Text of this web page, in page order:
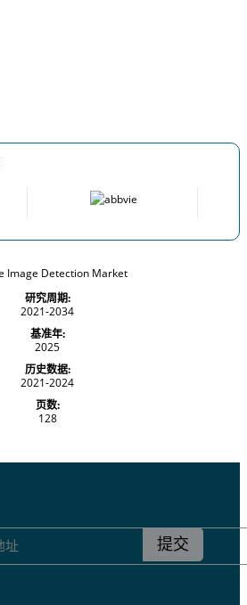
研究周期:
2021-2034
基准年:
2025
历史数据:
2021-2024
页数:
128
提交